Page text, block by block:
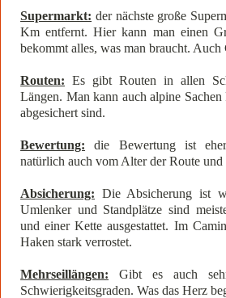
Supermarkt: der nächste große
Km entfernt. Hier kann man einen
bekommt alles, was man braucht.
Routen: Es gibt Routen in allen
Längen. Man kann auch alpine Sachen
abgesichert sind.
Bewertung: die Bewertung ist
natürlich auch vom Alter der Route und
Absicherung: Die Absicherung ist
Umlenker und Standplätze sind
und einer Kette ausgestattet. Im
Haken stark verrostet.
Mehrseillängen: Gibt es auch
Schwierigkeitsgraden. Was das Herz